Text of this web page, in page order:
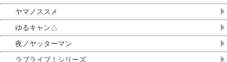
ヤマノススメ
ゆるキャン△
夜ノヤッターマン
ラブライブ！シリーズ